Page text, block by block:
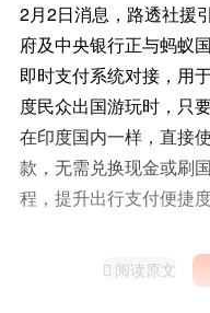
2月2日消息，路透社援
府及中央银行正与蚂蚁
即时支付系统对接，用
度民众出国游玩时，只
在印度国内一样，直接
款，无需兑换现金或刷
程，提升出行支付便捷度
 阅读原文